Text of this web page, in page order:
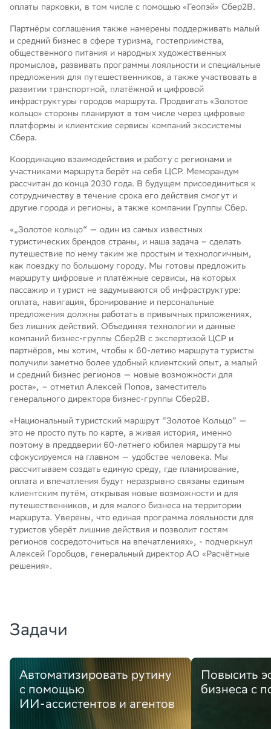
оплаты парковки, в том числе с помощью «Геопэй» Сбер2B.
Партнёры соглашения также намерены поддерживать малый
и средний бизнес в сфере туризма, гостеприимства,
общественного питания и народных художественных
промыслов, развивать программы лояльности и специальные
предложения для путешественников, а также участвовать в
развитии транспортной, платёжной и цифровой
инфраструктуры городов маршрута. Продвигать «Золотое
кольцо» стороны планируют в том числе через цифровые
платформы и клиентские сервисы компаний экосистемы
Сбера.
Координацию взаимодействия и работу с регионами и
участниками маршрута берёт на себя ЦСР. Меморандум
рассчитан до конца 2030 года. В будущем присоединиться к
сотрудничеству в течение срока его действия смогут и
другие города и регионы, а также компании Группы Сбер.
«„Золотое кольцо“ — один из самых известных
туристических брендов страны, и наша задача – сделать
путешествие по нему таким же простым и технологичным,
как поездку по большому городу. Мы готовы предложить
маршруту цифровые и платёжные сервисы, на которых
пассажир и турист не задумываются об инфраструктуре:
оплата, навигация, бронирование и персональные
предложения должны работать в привычных приложениях,
без лишних действий. Объединяя технологии и данные
компаний бизнес-группы Сбер2B с экспертизой ЦСР и
партнёров, мы хотим, чтобы к 60-летию маршрута туристы
получили заметно более удобный клиентский опыт, а малый
и средний бизнес регионов — новые возможности для
роста», – отметил Алексей Попов, заместитель
генерального директора бизнес-группы Сбер2B.
«Национальный туристский маршрут “Золотое Кольцо” —
это не просто путь по карте, а живая история, именно
поэтому в преддверии 60-летнего юбилея маршрута мы
сфокусируемся на главном — удобстве человека. Мы
рассчитываем создать единую среду, где планирование,
оплата и впечатления будут неразрывно связаны единым
клиентским путём, открывая новые возможности и для
путешественников, и для малого бизнеса на территории
маршрута. Уверены, что единая программа лояльности для
туристов уберёт лишние действия и позволит гостям
регионов сосредоточиться на впечатлениях», - подчеркнул
Алексей Горобцов, генеральный директор АО «Расчётные
решения».
Задачи
Автоматизировать рутину
с помощью
ИИ-ассистентов и агентов
Повысить
бизнеса с